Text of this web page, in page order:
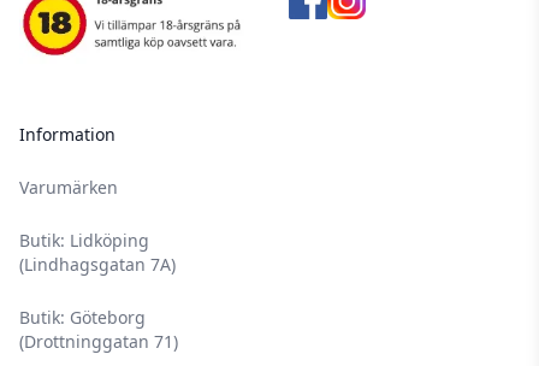
Information
Varumärken
Butik: Lidköping
(Lindhagsgatan 7A)
Butik: Göteborg
(Drottninggatan 71)